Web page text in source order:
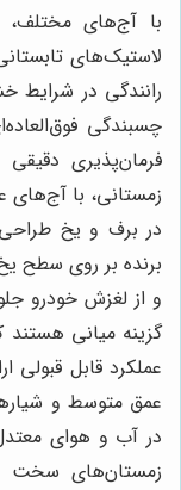
با آج‌های مختلف،
لاستیک‌های
رانندگی در
چسبندگی
فرمان‌پذیری
زمستانی، با آج‌های
در برف و یخ طراحی
برنده بر روی سطح
و از لغزش خودرو
گزینه میانی
عملکرد قابل قبولی
عمق متوسط و
در آب و هوای
زمستان‌های سخت و